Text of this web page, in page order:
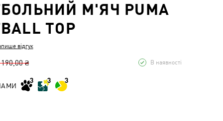
М'ЯЧ PUMA
TOP
відгук
₴ В наявності